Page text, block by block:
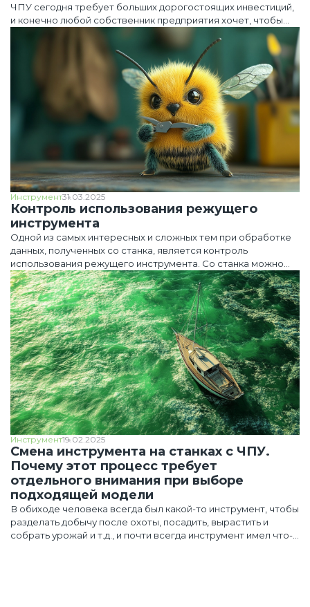
ЧПУ сегодня требует больших дорогостоящих инвестиций,
и конечно любой собственник предприятия хочет, чтобы
они как можно быстрее окупились, и он начал зарабатывать.
Инструмент31.03.2025
Контроль использования режущего
инструмента
Одной из самых интересных и сложных тем при обработке
данных, полученных со станка, является контроль
использования режущего инструмента. Со станка можно
получить данные (конкретный перечень зависит от системы
ЧПУ) о Т коде текущего инструмента, наименовании
инструмента, ячейки магазина, данные, откуда взят
инструмент, любые данные из таблиц, соответствующих
этому инструменту, например, коррекция геометрии и
износа, тип инструмента, общие вылеты инструмента.
Инструмент19.02.2025
Смена инструмента на станках с ЧПУ.
Почему этот процесс требует
отдельного внимания при выборе
подходящей модели
В обиходе человека всегда был какой-то инструмент, чтобы
разделать добычу после охоты, посадить, вырастить и
собрать урожай и т.д., и почти всегда инструмент имел что-